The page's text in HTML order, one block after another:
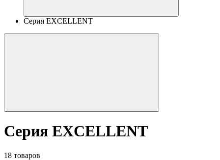
Серия EXCELLENT
Серия EXCELLENT
18 товаров